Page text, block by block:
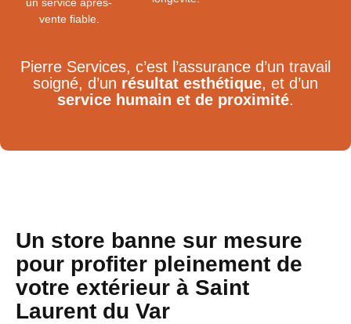
vente fiable.
Pierre Services, c’est l’assurance d’un travail
soigné, d’un résultat esthétique, et d’un
service humain et de proximité.
Un store banne sur mesure
pour profiter pleinement de
votre extérieur à Saint
Laurent du Var